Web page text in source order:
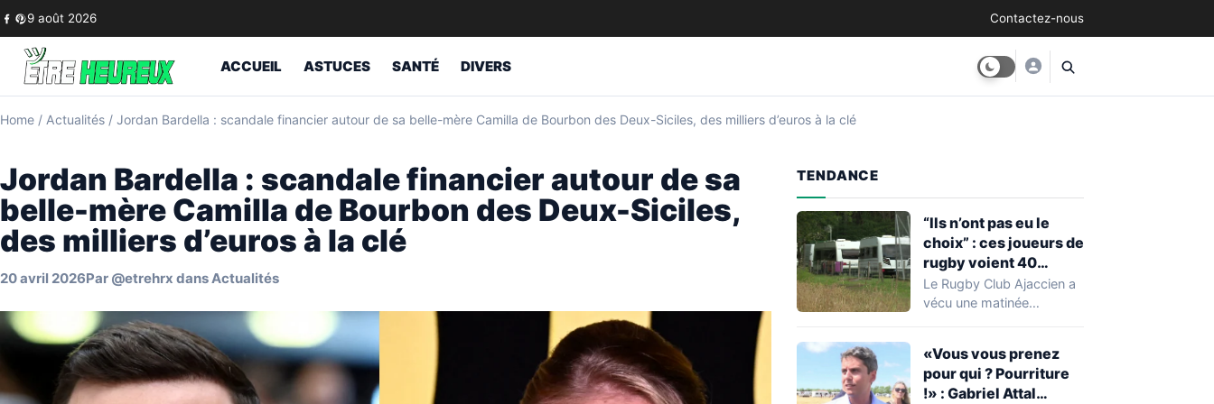
Skip to content
9 août 2026 Contactez-nous
ACCUEIL ASTUCES SANTÉ DIVERS
Home / Actualités / Jordan Bardella : scandale financier autour de sa belle-mère Camilla de Bourbon des Deux-Siciles, des milliers d’euros à la clé
Jordan Bardella : scandale financier autour de sa
belle-mère Camilla de Bourbon des Deux-Siciles,
des milliers d’euros à la clé
20 avril 2026Par @etrehrx dansActualités
TENDANCE
“Ils n’ont pas eu le
choix” : ces joueurs de
rugby voient 40
caravanes de gens du
voyage s’installer
heure
Le Rugby Club Ajaccien a
vécu une matinée
découverte d'une…
«Vous vous prenez
pour qui ? Pourriture
!» : Gabriel Attal